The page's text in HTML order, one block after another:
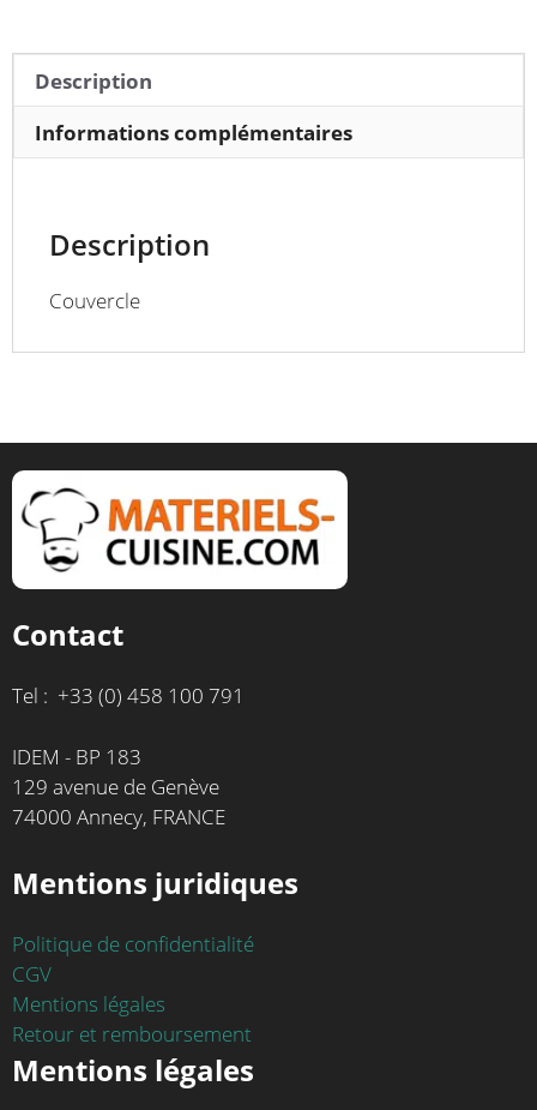
mm
Description
Informations complémentaires
Description
Couvercle
Contact
Tel : +33 (0) 458 100 791
IDEM - BP 183
129 avenue de Genève
74000 Annecy, FRANCE
Mentions juridiques
Politique de confidentialité
CGV
Mentions légales
Retour et remboursement
Mentions légales